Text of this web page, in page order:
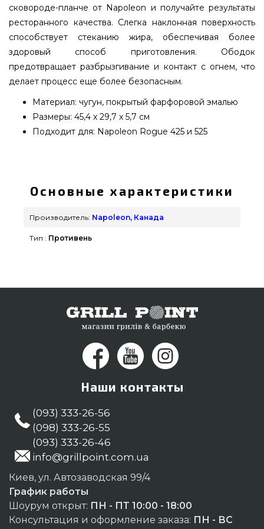
сковороде-планче от Napoleon и получайте результаты
ресторанного качества. Слегка наклонная поверхность
способствует стеканию жира, обеспечивая более
здоровый способ приготовления. Ободок
предотвращает разбрызгивание и контакт с огнем, что
делает процесс еще более безопасным.
Материал: чугун, покрытый фарфоровой эмалью
Размеры: 45,4 x 29,7 x 5,7 см
Подходит для: Napoleon Rogue 425 и 525
производителя Napoleon, Канада по актуальной
цене всего 8 250 грн. в каталоге интернет
магазина грилей и аксессуаров Гриль Поинт.
Сотейники в каталоге магазина grillpoint.com.ua
городов: Каменец-Подольский, Черкассы,
Основные характеристики
Производитель: Napoleon, Канада
Тип : Противень
Наши контакты
(093) 333-26-56
(098) 333-26-55
(093) 333-26-46
info@grillpoint.com.ua
Киев, ул. Автозаводская 99/4
График работы
Шоурум открыт: ПН - ПТ 10:00 - 18:00
Консультация и оформление заказа: ПН - ВС